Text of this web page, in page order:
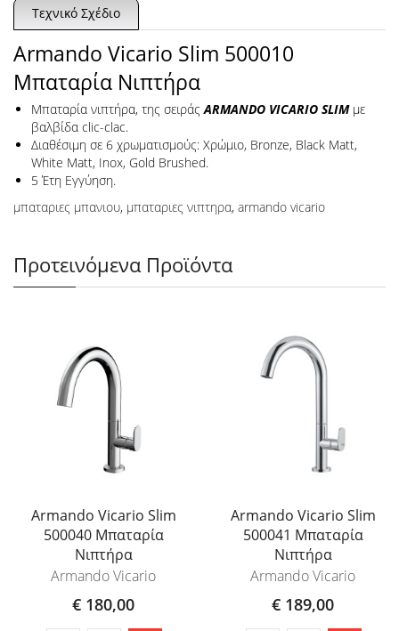
Τεχνικό Σχέδιο
Armando Vicario Slim 500010
Μπαταρία Νιπτήρα
Μπαταρία νιπτήρα, της σειράςARMANDO VICARIO SLIMμε
βαλβίδα clic-clac.
Διαθέσιμη σε 6 χρωματισμούς: Χρώμιο, Bronze, Black Matt,
White Matt, Inox, Gold Brushed.
5 Έτη Εγγύηση.
μπαταριες μπανιου, μπαταριες νιπτηρα, armando vicario
Προτεινόμενα Προϊόντα
Armando Vicario Slim
500040 Μπαταρία
Νιπτήρα
Armando Vicario
€ 180,00
Armando Vicario Slim
500041 Μπαταρία
Νιπτήρα
Armando Vicario
€ 189,00